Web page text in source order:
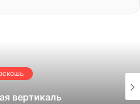
вертикаль